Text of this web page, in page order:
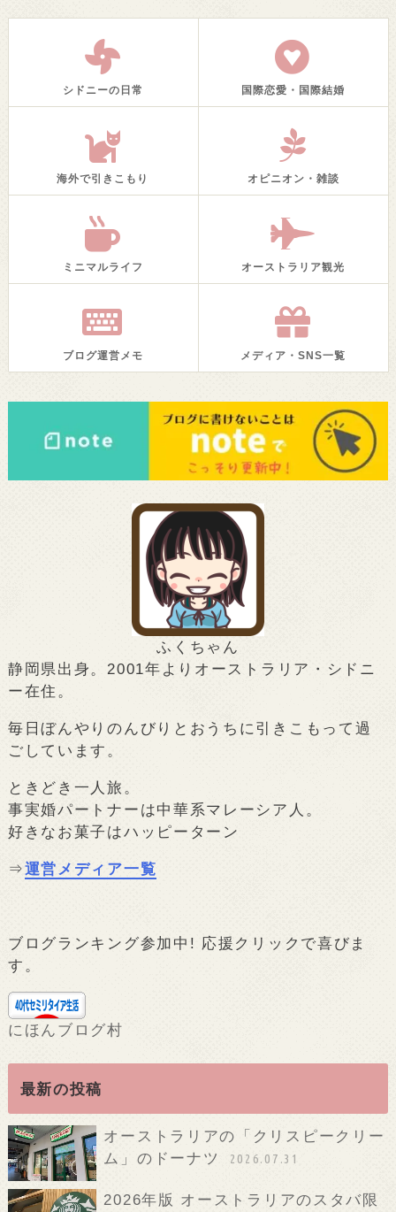
シドニーの日常 国際恋愛・国際結婚
海外で引きこもり オピニオン・雑談
ミニマルライフ オーストラリア観光
ブログ運営メモ メディア・SNS一覧
ふくちゃん
静岡県出身。2001年よりオーストラリア・シドニ
ー在住。
毎日ぼんやりのんびりとおうちに引きこもって過
ごしています。
ときどき一人旅。
事実婚パートナーは中華系マレーシア人。
好きなお菓子はハッピーターン
⇒運営メディア一覧
ブログランキング参加中! 応援クリックで喜びま
す。
にほんブログ村
最新の投稿
オーストラリアの「クリスピークリー
ム」のドーナツ
2026.07.31
2026年版 オーストラリアのスタバ限